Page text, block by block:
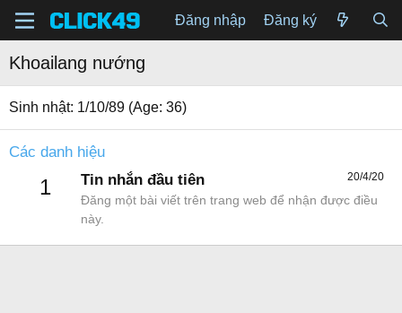
Đăng nhập Đăng ký
Khoailang nướng
Sinh nhật 1/10/89 (Age: 36)
Các danh hiệu
1 20/4/20
Tin nhắn đầu tiên
Đăng một bài viết trên trang web để nhận được điều
này.